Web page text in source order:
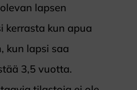
lapsen
kerrasta kun apua
kun lapsi saa
3,5 vuotta.